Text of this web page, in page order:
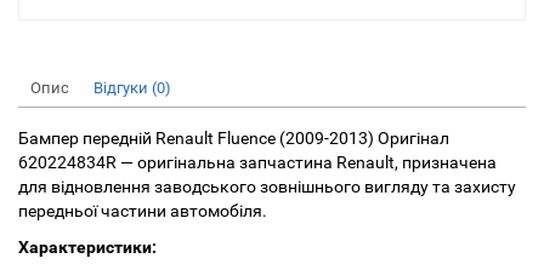
Опис Відгуки (0)
Бампер передній Renault Fluence (2009-2013) Оригінал
620224834R — оригінальна запчастина Renault, призначена
для відновлення заводського зовнішнього вигляду та захисту
передньої частини автомобіля.
Характеристики: